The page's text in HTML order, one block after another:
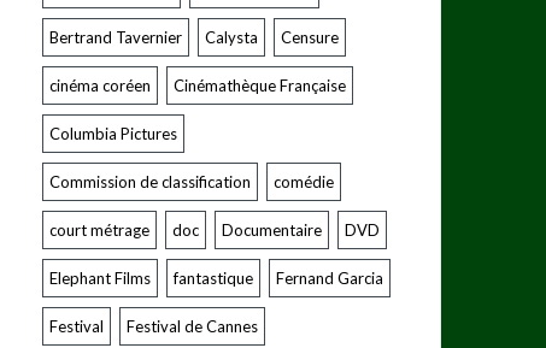
Bertrand Tavernier Calysta Censure
cinéma coréen Cinémathèque Française
Columbia Pictures
Commission de classification comédie
court métrage doc Documentaire DVD
Elephant Films fantastique Fernand Garcia
Festival Festival de Cannes